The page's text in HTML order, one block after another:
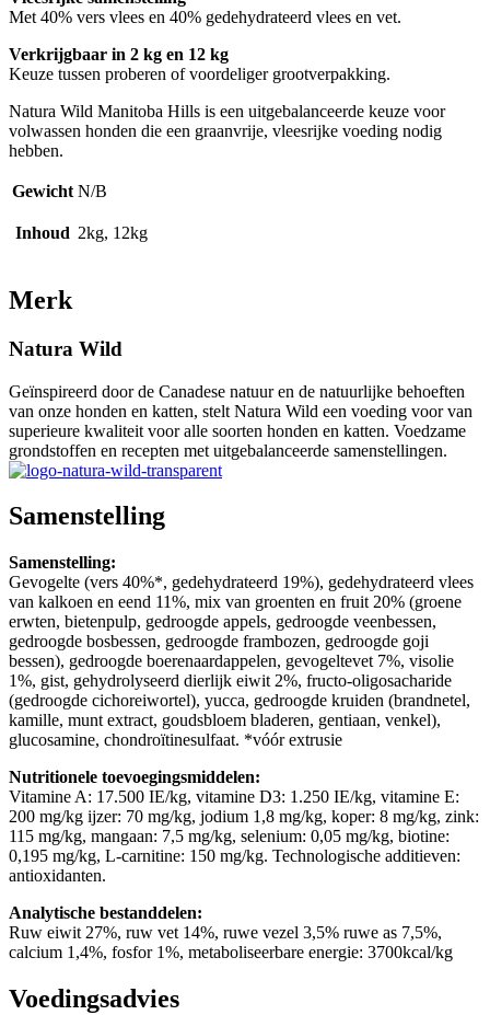
Met 40% vers vlees en 40% gedehydrateerd vlees en vet.
Verkrijgbaar in 2 kg en 12 kg
Keuze tussen proberen of voordeliger grootverpakking.
Natura Wild Manitoba Hills is een uitgebalanceerde keuze voor
volwassen honden die een graanvrije, vleesrijke voeding nodig
hebben.
Gewicht N/B
Inhoud 2kg, 12kg
Merk
Natura Wild
Geïnspireerd door de Canadese natuur en de natuurlijke behoeften
van onze honden en katten, stelt Natura Wild een voeding voor van
superieure kwaliteit voor alle soorten honden en katten. Voedzame
grondstoffen en recepten met uitgebalanceerde samenstellingen.
Samenstelling
Samenstelling:
Gevogelte (vers 40%*, gedehydrateerd 19%), gedehydrateerd vlees
van kalkoen en eend 11%, mix van groenten en fruit 20% (groene
erwten, bietenpulp, gedroogde appels, gedroogde veenbessen,
gedroogde bosbessen, gedroogde frambozen, gedroogde goji
bessen), gedroogde boerenaardappelen, gevogeltevet 7%, visolie
1%, gist, gehydrolyseerd dierlijk eiwit 2%, fructo-oligosacharide
(gedroogde cichoreiwortel), yucca, gedroogde kruiden (brandnetel,
kamille, munt extract, goudsbloem bladeren, gentiaan, venkel),
glucosamine, chondroïtinesulfaat. *vóór extrusie
Nutritionele toevoegingsmiddelen:
Vitamine A: 17.500 IE/kg, vitamine D3: 1.250 IE/kg, vitamine E:
200 mg/kg ijzer: 70 mg/kg, jodium 1,8 mg/kg, koper: 8 mg/kg, zink:
115 mg/kg, mangaan: 7,5 mg/kg, selenium: 0,05 mg/kg, biotine:
0,195 mg/kg, L-carnitine: 150 mg/kg. Technologische additieven:
antioxidanten.
Analytische bestanddelen:
Ruw eiwit 27%, ruw vet 14%, ruwe vezel 3,5% ruwe as 7,5%,
calcium 1,4%, fosfor 1%, metaboliseerbare energie: 3700kcal/kg
Voedingsadvies